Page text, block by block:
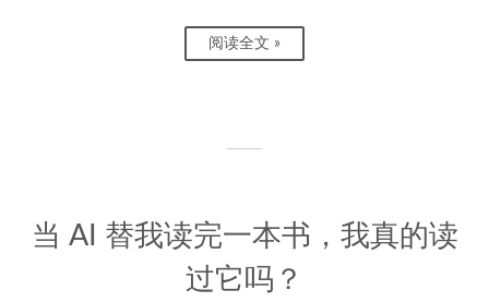
阅读全文 »
当 AI 替我读完一本书，我真的读
过它吗？